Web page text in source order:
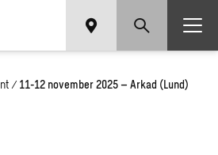
/ 11-12 november 2025 – Arkad (Lund)